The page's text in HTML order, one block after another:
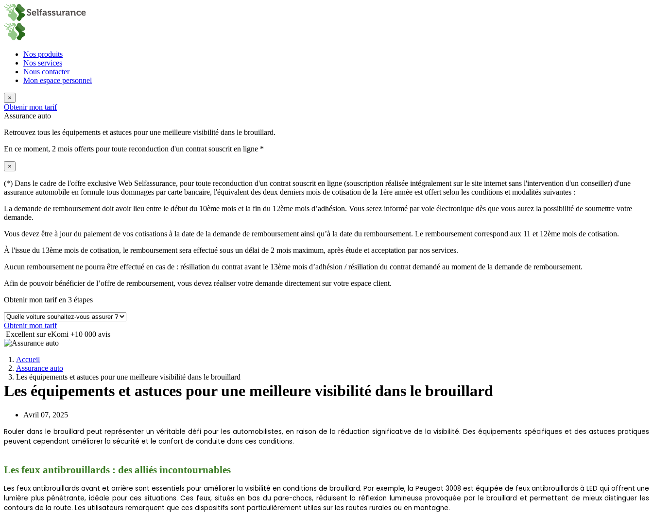
Nos produits
Nos services
Nous contacter
Mon espace personnel
×
Obtenir mon tarif
Assurance auto
Retrouvez tous les équipements et astuces pour une meilleure visibilité dans le brouillard.
En ce moment, 2 mois offerts pour toute reconduction d'un contrat souscrit en ligne *
×
(*) Dans le cadre de l'offre exclusive Web Selfassurance, pour toute reconduction d'un contrat souscrit en ligne (souscription réalisée intégralement sur le site internet sans l'intervention d'un conseiller) d'une
assurance automobile en formule tous dommages par carte bancaire, l'équivalent des deux derniers mois de cotisation de la 1ère année est offert selon les conditions et modalités suivantes :
La demande de remboursement doit avoir lieu entre le début du 10ème mois et la fin du 12ème mois d’adhésion. Vous serez informé par voie électronique dès que vous aurez la possibilité de soumettre votre
demande.
Vous devez être à jour du paiement de vos cotisations à la date de la demande de remboursement ainsi qu’à la date du remboursement. Le remboursement correspond aux 11 et 12ème mois de cotisation.
À l'issue du 13ème mois de cotisation, le remboursement sera effectué sous un délai de 2 mois maximum, après étude et acceptation par nos services.
Aucun remboursement ne pourra être effectué en cas de : résiliation du contrat avant le 13ème mois d’adhésion / résiliation du contrat demandé au moment de la demande de remboursement.
Afin de pouvoir bénéficier de l’offre de remboursement, vous devez réaliser votre demande directement sur votre espace client.
Obtenir mon tarif en 3 étapes
Obtenir mon tarif
Excellent sur eKomi +10 000 avis
Accueil
Assurance auto
Les équipements et astuces pour une meilleure visibilité dans le brouillard
Les équipements et astuces pour une meilleure visibilité dans le brouillard
Avril 07, 2025
Rouler dans le brouillard peut représenter un véritable défi pour les automobilistes, en raison de la réduction significative de la visibilité. Des équipements spécifiques et des astuces pratiques
peuvent cependant améliorer la sécurité et le confort de conduite dans ces conditions.
Les feux antibrouillards : des alliés incontournables
Les feux antibrouillards avant et arrière sont essentiels pour améliorer la visibilité en conditions de brouillard. Par exemple, la Peugeot 3008 est équipée de feux antibrouillards à LED qui offrent une
lumière plus pénétrante, idéale pour ces situations. Ces feux, situés en bas du pare-chocs, réduisent la réflexion lumineuse provoquée par le brouillard et permettent de mieux distinguer les
contours de la route. Les utilisateurs remarquent que ces dispositifs sont particulièrement utiles sur les routes rurales ou en montagne.